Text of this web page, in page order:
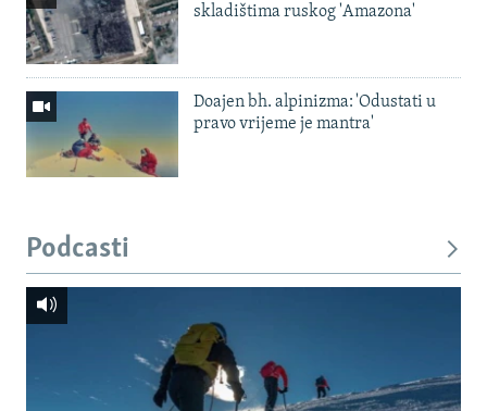
skladištima ruskog 'Amazona'
Doajen bh. alpinizma: 'Odustati u
pravo vrijeme je mantra'
Podcasti